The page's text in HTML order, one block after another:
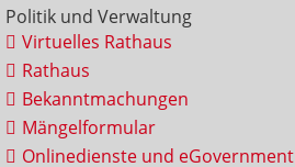
Politik und Verwaltung
Virtuelles Rathaus
Rathaus
Bekanntmachungen
Mängelformular
Onlinedienste und eGovernment